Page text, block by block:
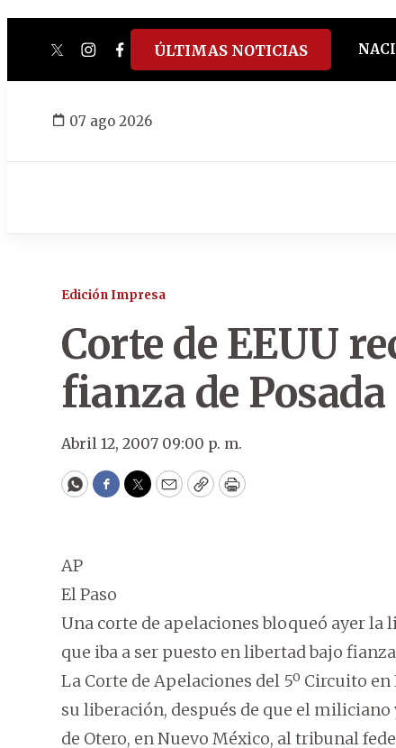
twitterinstagram
facebook
tiktokyoutube
spotify
ÚLTIMAS NOTICIAS
07 ago 2026
Edición Impresa
Corte de EEUU
fianza de
Abril 12, 2007 09:00 p. m.
WhatsApp
Facebook
Twitter
EmailCopyPrint
AP
El Paso
Una corte de apelaciones bloqueó ayer
que iba a ser puesto en libertad bajo
La Corte de Apelaciones del 5º Circuito
su liberación, después de que el
de Otero, en Nuevo México, al tribunal